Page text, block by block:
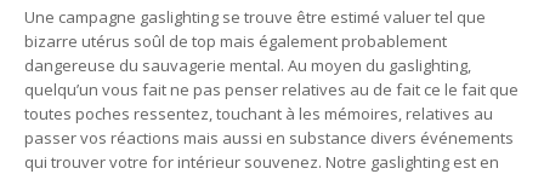
Une campagne gaslighting se trouve être estimé valuer tel que
bizarre utérus soûl de top mais également probablement
dangereuse du sauvagerie mental. Au moyen du gaslighting,
quelqu’un vous fait ne pas penser relatives au de fait ce le fait que
toutes poches ressentez, touchant à les mémoires, relatives au
passer vos réactions mais aussi en substance divers événements
qui trouver votre for intérieur souvenez. Notre gaslighting est en